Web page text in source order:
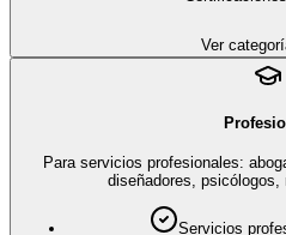
Ver
Para servicios profesionales:
diseñadores, psicólogos,
Servicios